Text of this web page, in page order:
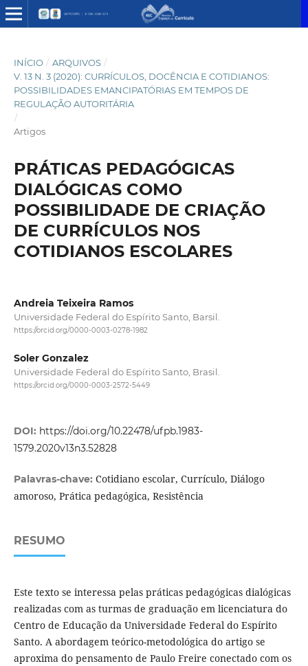
INÍCIO / ARQUIVOS /
V. 13 N. 3 (2020): CURRÍCULOS, DOCÊNCIA E COTIDIANOS:
POSSIBILIDADES EMANCIPATÓRIAS EM TEMPOS DE
REGULAÇÃO AUTORITÁRIA
/
Artigos
PRÁTICAS PEDAGÓGICAS
DIALÓGICAS COMO
POSSIBILIDADE DE CRIAÇÃO
DE CURRÍCULOS NOS
COTIDIANOS ESCOLARES
Andreia Teixeira Ramos
Universidade Federal do Espírito Santo, Barsil.
https://orcid.org/0000-0003-0278-1982
Soler Gonzalez
Universidade Federal do Espírito Santo, Brasil.
https://orcid.org/0000-0003-2572-5449
DOI: https://doi.org/10.22478/ufpb.1983-
1579.2020v13n3.52828
Palavras-chave: Cotidiano escolar, Currículo, Diálogo
amoroso, Prática pedagógica, Resistência
RESUMO
Este texto se interessa pelas práticas pedagógicas dialógicas
realizadas com as turmas de graduação em licenciatura do
Centro de Educação da Universidade Federal do Espírito
Santo. A abordagem teórico-metodológica do artigo se
aproxima do pensamento de Paulo Freire conectado com os